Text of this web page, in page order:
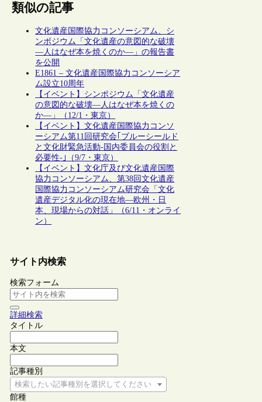
類似の記事
文化遺産国際協力コンソーシアム、シ
ンポジウム「文化遺産の意図的な破壊
―人はなぜ本を焼くのか―」の報告書
を公開
E1861 – 文化遺産国際協力コンソーシア
ム設立10周年
【イベント】シンポジウム「文化遺産
の意図的な破壊―人はなぜ本を焼くの
か―」（12/1・東京）
【イベント】文化遺産国際協力コンソ
ーシアム第11回研究会｢ブルーシールド
と文化財緊急活動‐国内委員会の役割と
必要性‐｣（9/7・東京）
【イベント】文化庁及び文化遺産国際
協力コンソーシアム、第38回文化遺産
国際協力コンソーシアム研究会「文化
遺産デジタル化の現在地―欧州・日
本、現場からの対話」（6/11・オンライ
ン）
サイト内検索
検索フォーム
詳細検索
タイトル
本文
記事種別
検索したい記事種別を選択してください
館種